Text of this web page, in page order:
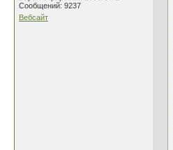
Сообщений: 9237
Вебсайт